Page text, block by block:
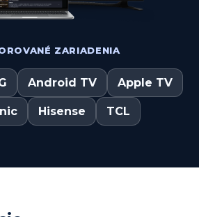
ZARIADENIA
Android TV Apple TV
Hisense TCL